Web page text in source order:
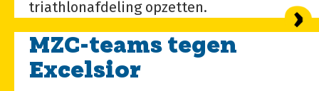
triathlonafdeling opzetten.
MZC-teams tegen
Excelsior